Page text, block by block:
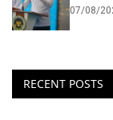
07/08/
RECENT POSTS